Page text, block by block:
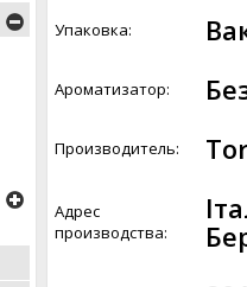
Упаковка:
Ароматизатор:
Производитель:
Адрес
производства: